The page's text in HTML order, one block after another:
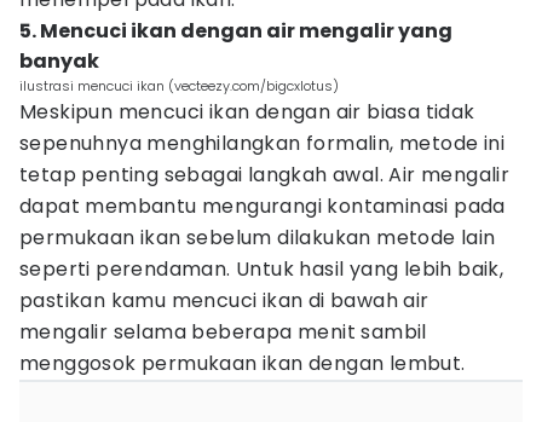
5. Mencuci ikan dengan air mengalir yang
banyak
ilustrasi mencuci ikan (vecteezy.com/bigcxlotus)
Meskipun mencuci ikan dengan air biasa tidak
sepenuhnya menghilangkan formalin, metode ini
tetap penting sebagai langkah awal. Air mengalir
dapat membantu mengurangi kontaminasi pada
permukaan ikan sebelum dilakukan metode lain
seperti perendaman. Untuk hasil yang lebih baik,
pastikan kamu mencuci ikan di bawah air
mengalir selama beberapa menit sambil
menggosok permukaan ikan dengan lembut.